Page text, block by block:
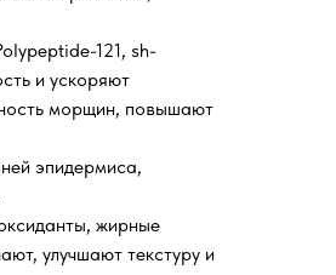
121, sh-
и ускоряют
морщин, повышают
эпидермиса,
жирные
улучшают текстуру и